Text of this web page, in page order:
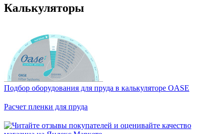
Калькуляторы
Подбор оборудования для пруда в калькуляторе OASE
Расчет пленки для пруда